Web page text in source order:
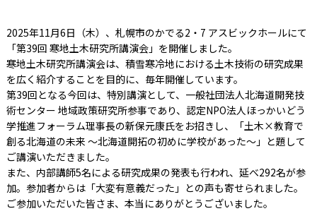
2025年11月6日（木）、札幌市のかでる2・7 アスビックホールにて
「第39回 寒地土木研究所講演会」を開催しました。
寒地土木研究所講演会は、積雪寒冷地における土木技術の研究成果
を広く紹介することを目的に、毎年開催しています。
第39回となる今回は、特別講演として、一般社団法人北海道開発技
術センター 地域政策研究所参事であり、認定NPO法人ほっかいどう
学推進フォーラム理事長の新保元康氏をお招きし、「土木×教育で
創る北海道の未来 ～北海道開拓の初めに学校があった～」と題して
ご講演いただきました。
また、内部講師5名による研究成果の発表も行われ、延べ292名が参
加。参加者からは「大変有意義だった」との声も寄せられました。
ご参加いただいた皆さま、本当にありがとうございました。